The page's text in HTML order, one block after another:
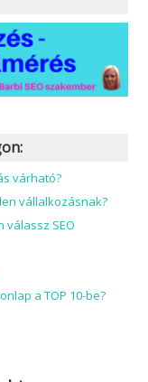
várható?
vállalkozásnak?
SEO
a TOP 10-be?